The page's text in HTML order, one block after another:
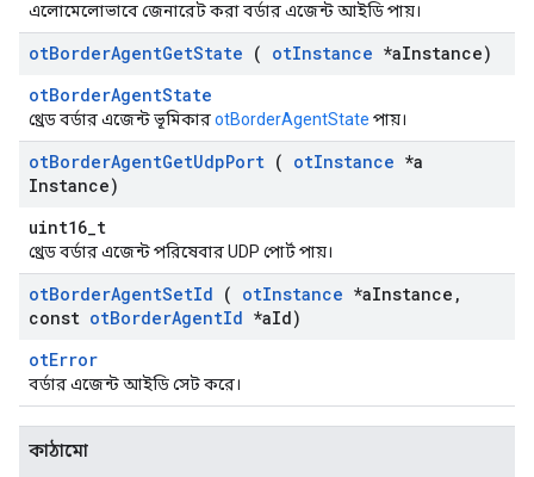
এলোমেলোভাবে জেনারেট করা বর্ডার এজেন্ট আইডি পায়।
otBorderAgentGetState ( otInstance *aInstance)
otBorderAgentState
থ্রেড বর্ডার এজেন্ট ভূমিকারotBorderAgentState পায়।
otBorderAgentGetUdpPort ( otInstance *a
Instance)
uint16_t
থ্রেড বর্ডার এজেন্ট পরিষেবার UDP পোর্ট পায়।
otBorderAgentSetId ( otInstance *aInstance ,
const otBorderAgentId *aId)
otError
বর্ডার এজেন্ট আইডি সেট করে।
কাঠামো